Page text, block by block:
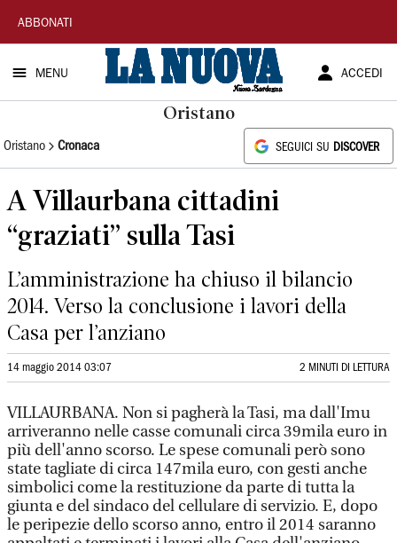
La
Nuova
Sardegna
ABBONATI
MENU ACCEDI
Oristano
Oristano Cronaca SEGUICI SU DISCOVER
A Villaurbana cittadini
“graziati” sulla Tasi
L’amministrazione ha chiuso il bilancio
2014. Verso la conclusione i lavori della
Casa per l’anziano
14 maggio 2014 03:07 2 MINUTI DI LETTURA
VILLAURBANA. Non si pagherà la Tasi, ma dall'Imu
arriveranno nelle casse comunali circa 39mila euro in
più dell'anno scorso. Le spese comunali però sono
state tagliate di circa 147mila euro, con gesti anche
simbolici come la restituzione da parte di tutta la
giunta e del sindaco del cellulare di servizio. E, dopo
le peripezie dello scorso anno, entro il 2014 saranno